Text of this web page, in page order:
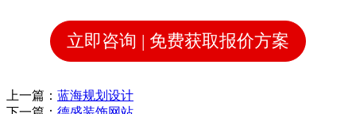
立即咨询 | 免费获取报价方案
上一篇： 蓝海规划设计